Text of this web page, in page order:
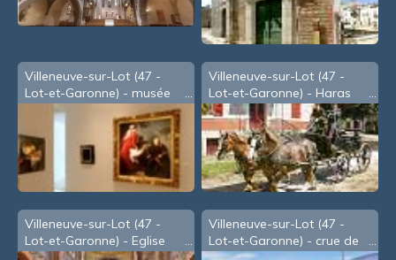
Villeneuve-sur-Lot (47 -
Lot-et-Garonne) - musée
de Gajac
Villeneuve-sur-Lot (47 -
Lot-et-Garonne) - Haras
Nationaux (2002)
Villeneuve-sur-Lot (47 -
Lot-et-Garonne) - Eglise
Villeneuve-sur-Lot (47 -
Lot-et-Garonne) - crue de